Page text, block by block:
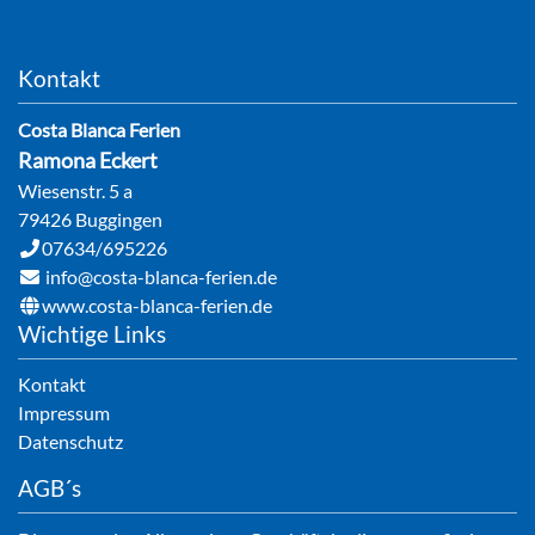
Kontakt
Costa Blanca Ferien
RamonaEckert
Wiesenstr. 5 a
79426 Buggingen
07634/695226
info@costa-blanca-ferien.de
www.costa-blanca-ferien.de
Wichtige Links
Kontakt
Impressum
Datenschutz
AGB´s